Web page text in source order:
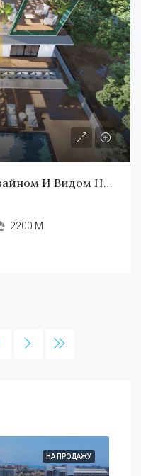
Вилла С Современным Дизайном И Видом На Море В Центре Города Аланья
2200 M
НА ПРОДАЖУ